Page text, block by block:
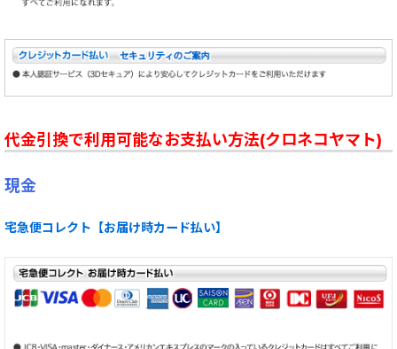
代金引換で利用可能なお支払い方法(クロネコヤマト)
現金
宅急便コレクト【お届け時カード払い】